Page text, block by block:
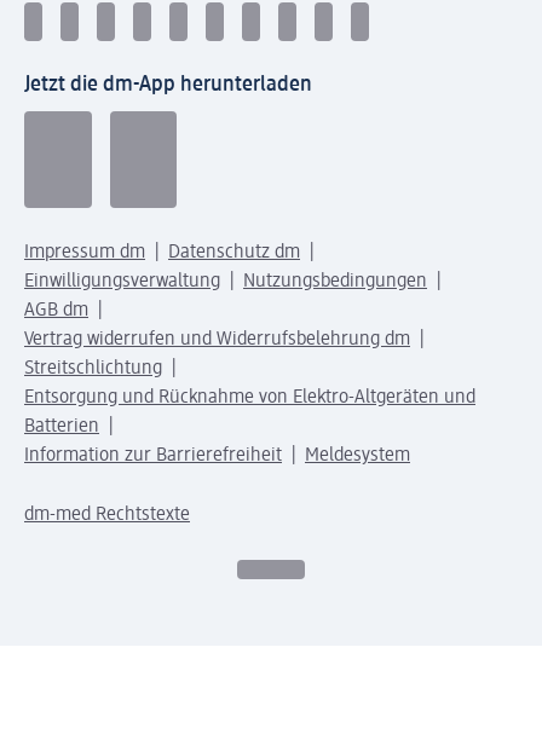
Jetzt die dm-App herunterladen
Impressum dm
Datenschutz dm
Einwilligungsverwaltung
Nutzungsbedingungen
AGB dm
Vertrag widerrufen und Widerrufsbelehrung dm
Streitschlichtung
Entsorgung und Rücknahme von Elektro-Altgeräten und
Batterien
Information zur Barrierefreiheit
Meldesystem
dm-med Rechtstexte